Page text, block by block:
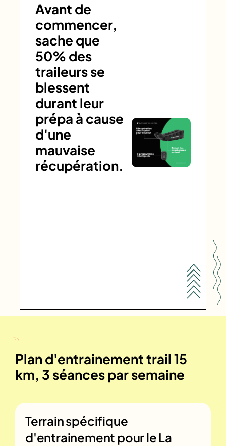
Avant de
commencer,
sache que
50% des
traileurs se
blessent
durant leur
prépa à cause
d'une
mauvaise
récupération.
Plan d'entrainement trail 15
km, 3 séances par semaine
Terrain spécifique
d'entrainement pour leLa